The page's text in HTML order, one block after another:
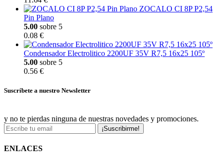
ZOCALO CI 8P P2,54
Pin Plano
5.00 sobre 5
0.08 €
Condensador Electrolitico 2200UF 35V R7,5 16x25 105º
5.00 sobre 5
0.56 €
Suscríbete a nuestro Newsletter
y no te pierdas ninguna de nuestras novedades y promociones.
¡Suscribirme!
ENLACES